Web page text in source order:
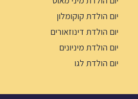
יום הולדת קוקומלון
יום הולדת דינוזאורים
יום הולדת מיניונים
יום הולדת לגו